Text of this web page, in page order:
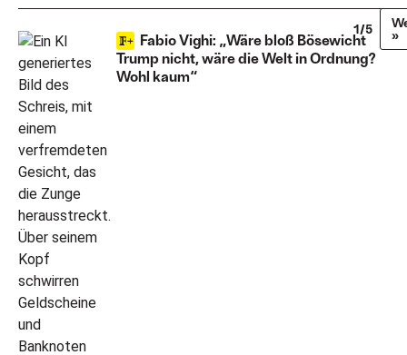
Fabio Vighi: „Wäre bloß Bösewicht
Trump nicht, wäre die Welt in Ordnung?
Wohl kaum“
1/5
»